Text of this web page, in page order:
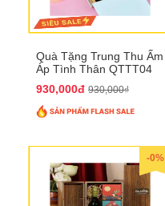
Quà Tặng Trung Thu Ấm
Áp Tình Thân QTTT04
930,000đ 930,000₫
-0%